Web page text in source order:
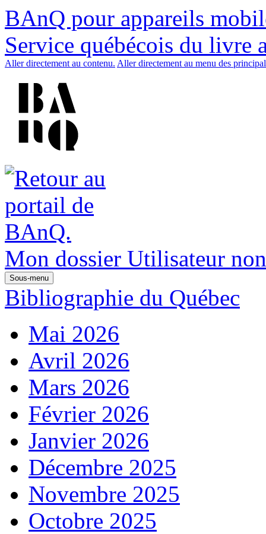
BAnQ pour appareils
Service québécois du livre
Aller directement au contenu. Aller directement au menu des
Mon dossier Utilisateur
Sous-menu
Bibliographie du Québec
Mai 2026
Avril 2026
Mars 2026
Février 2026
Janvier 2026
Décembre 2025
Novembre 2025
Octobre 2025